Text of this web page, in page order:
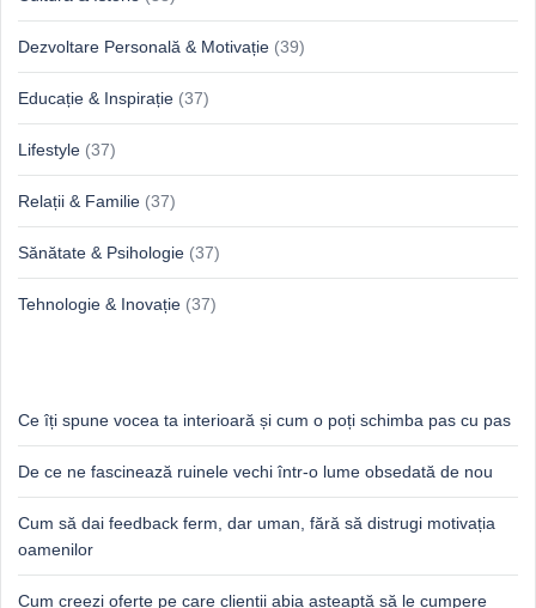
Dezvoltare Personală & Motivație (39)
Educație & Inspirație (37)
Lifestyle (37)
Relații & Familie (37)
Sănătate & Psihologie (37)
Tehnologie & Inovație (37)
Ce îți spune vocea ta interioară și cum o poți schimba pas cu pas
De ce ne fascinează ruinele vechi într-o lume obsedată de nou
Cum să dai feedback ferm, dar uman, fără să distrugi motivația
oamenilor
Cum creezi oferte pe care clienții abia așteaptă să le cumpere